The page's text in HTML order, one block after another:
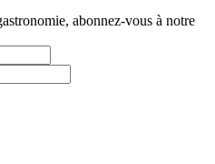
abonnez-vous à notre